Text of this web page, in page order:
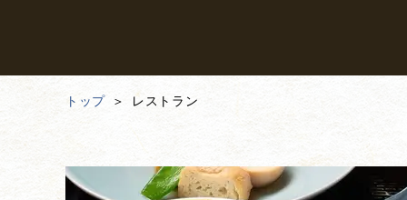
トップ レストラン